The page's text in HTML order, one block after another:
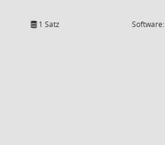
1 Satz Software: